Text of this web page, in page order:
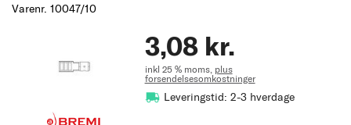
Varenr. 10047/10
3,08 kr.
inkl 25 % moms, plus
forsendelsesomkostninger
Leveringstid: 2-3 hverdage